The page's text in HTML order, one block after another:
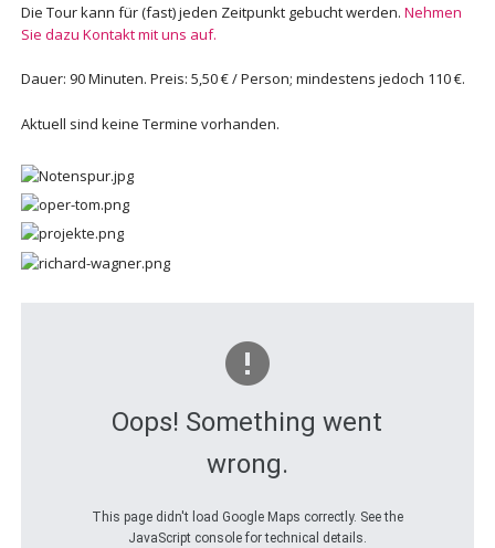
Die Tour kann für (fast) jeden Zeitpunkt gebucht werden. Nehmen
Sie dazu Kontakt mit uns auf.
Dauer: 90 Minuten. Preis: 5,50 € / Person; mindestens jedoch 110 €.
Aktuell sind keine Termine vorhanden.
Oops! Something went
wrong.
This page didn't load Google Maps correctly. See the
JavaScript console for technical details.